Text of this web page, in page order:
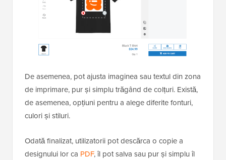
De asemenea, pot ajusta imaginea sau textul din zona
de imprimare, pur și simplu trăgând de colțuri. Există,
de asemenea, opțiuni pentru a alege diferite fonturi,
culori și stiluri.
Odată finalizat, utilizatorii pot descărca o copie a
designului lor ca PDF, îl pot salva sau pur și simplu îl